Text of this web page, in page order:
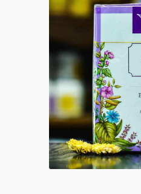
Cannaderm
Bylinky TČM